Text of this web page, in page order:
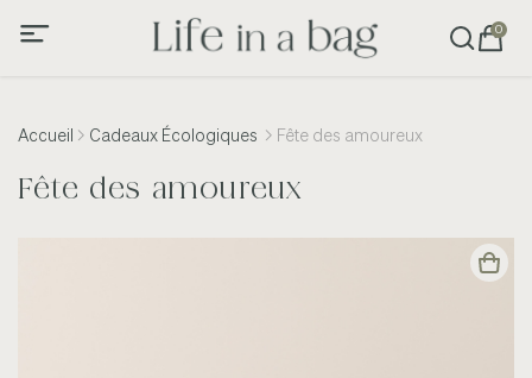
0
Accueil Cadeaux Écologiques Fête des amoureux
Fête des amoureux